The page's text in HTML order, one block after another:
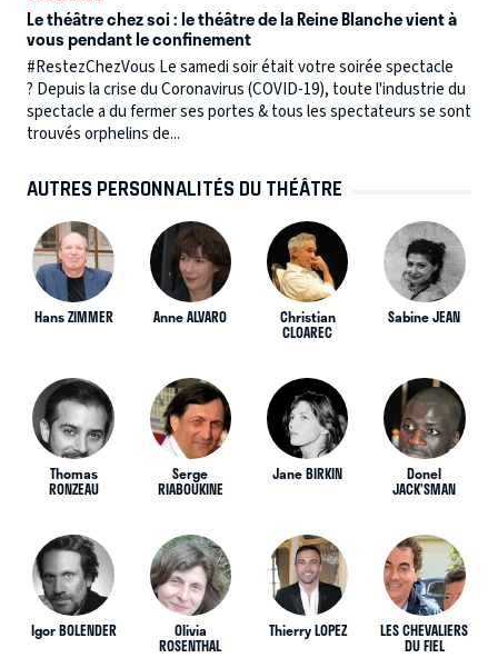
Le théâtre chez soi : le théâtre de la Reine Blanche vient à
vous pendant le confinement
#RestezChezVous Le samedi soir était votre soirée spectacle
? Depuis la crise du Coronavirus (COVID-19), toute l'industrie du
spectacle a du fermer ses portes & tous les spectateurs se sont
trouvés orphelins de...
AUTRES PERSONNALITÉS DU THÉÂTRE
Hans ZIMMER Anne ALVARO Christian
CLOAREC
Sabine JEAN
Thomas
RONZEAU
Serge
RIABOUKINE
Jane BIRKIN Donel
JACK’SMAN
Igor BOLENDER Olivia
ROSENTHAL
Thierry LOPEZ LES CHEVALIERS
DU FIEL